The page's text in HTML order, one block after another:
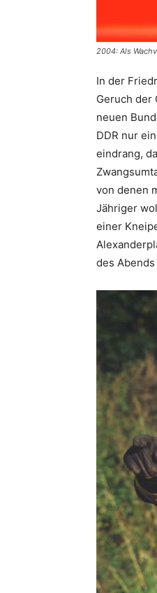
2004: Als
In der
Geruch der
neuen
DDR nur
eindrang,
von denen
Jähriger
einer
des